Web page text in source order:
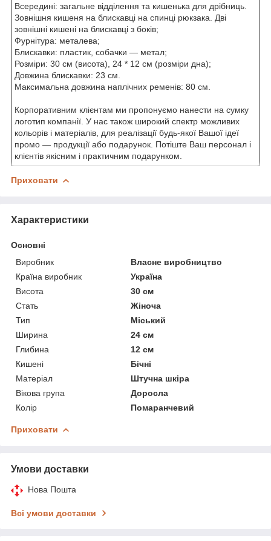
Всередині: загальне відділення та кишенька для дрібниць.
Зовнішня кишеня на блискавці на спинці рюкзака. Дві
зовнішні кишені на блискавці з боків;
Фурнітура: металева;
Блискавки: пластик, собачки — метал;
Розміри: 30 см (висота), 24 * 12 см (розміри дна);
Довжина блискавки: 23 см.
Максимальна довжина наплічних ременів: 80 см.
Корпоративним клієнтам ми пропонуємо нанести на сумку
логотип компанії. У нас також широкий спектр можливих
кольорів і матеріалів, для реалізації будь-якої Вашої ідеї
промо — продукції або подарунок. Потіште Ваш персонал і
клієнтів якісним і практичним подарунком.
Приховати
Характеристики
Основні
Виробник
Власне виробництво
Країна виробник
Україна
Висота
30 см
Стать
Жіноча
Тип
Міський
Ширина
24 см
Глибина
12 см
Кишені
Бічні
Матеріал
Штучна шкіра
Вікова група
Доросла
Колір
Помаранчевий
Приховати
Умови доставки
Нова Пошта
Всі умови доставки